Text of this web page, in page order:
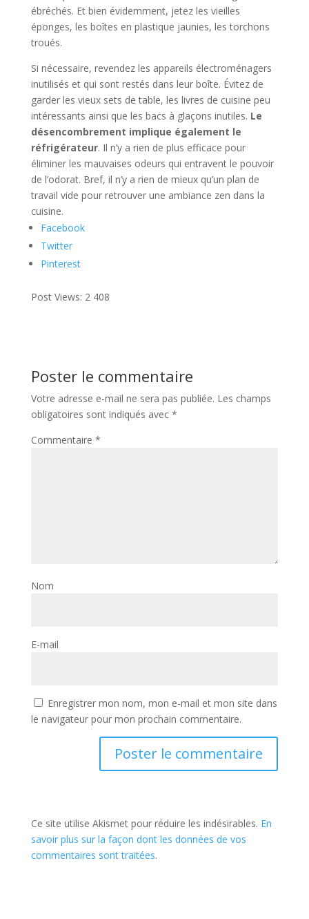
ébréchés. Et bien évidemment, jetez les vieilles
éponges, les boîtes en plastique jaunies, les torchons
troués.
Si nécessaire, revendez les appareils électroménagers
inutilisés et qui sont restés dans leur boîte. Évitez de
garder les vieux sets de table, les livres de cuisine peu
intéressants ainsi que les bacs à glaçons inutiles. Le
désencombrement implique également le
réfrigérateur. Il n’y a rien de plus efficace pour
éliminer les mauvaises odeurs qui entravent le pouvoir
de l’odorat. Bref, il n’y a rien de mieux qu’un plan de
travail vide pour retrouver une ambiance zen dans la
cuisine.
Facebook
Twitter
Pinterest
Post Views: 2 408
Poster le commentaire
Votre adresse e-mail ne sera pas publiée. Les champs
obligatoires sont indiqués avec *
Commentaire *
Nom
E-mail
Enregistrer mon nom, mon e-mail et mon site dans
le navigateur pour mon prochain commentaire.
Ce site utilise Akismet pour réduire les indésirables. En
savoir plus sur la façon dont les données de vos
commentaires sont traitées.